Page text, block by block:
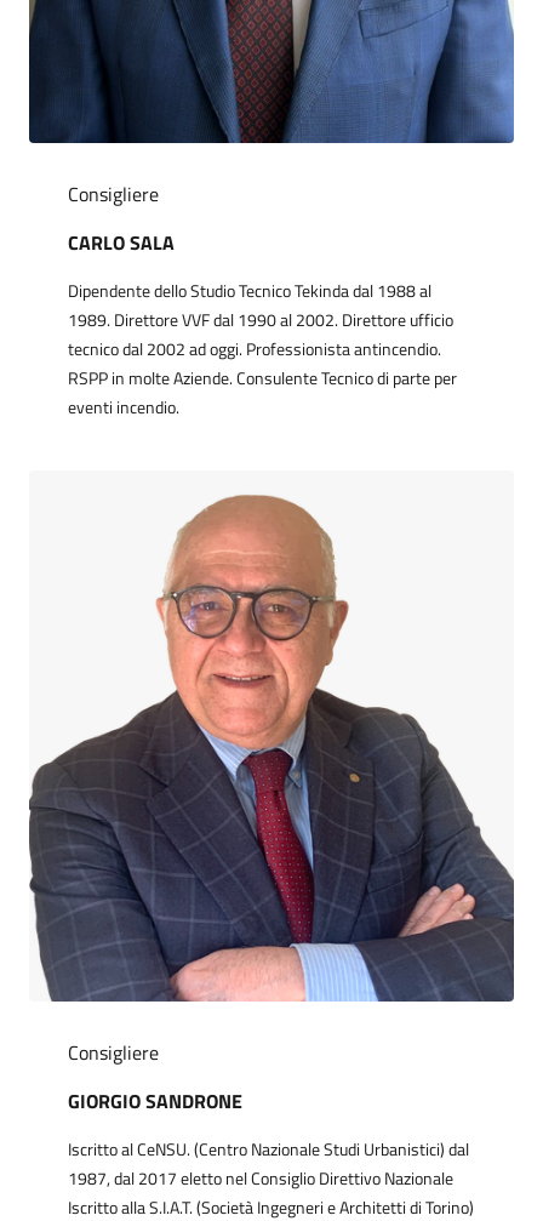
Consigliere
CARLO SALA
Dipendente dello Studio Tecnico Tekinda dal 1988 al
1989. Direttore VVF dal 1990 al 2002. Direttore ufficio
tecnico dal 2002 ad oggi. Professionista antincendio.
RSPP in molte Aziende. Consulente Tecnico di parte per
eventi incendio.
Consigliere
GIORGIO SANDRONE
Iscritto al CeNSU. (Centro Nazionale Studi Urbanistici) dal
1987, dal 2017 eletto nel Consiglio Direttivo Nazionale
Iscritto alla S.I.A.T. (Società Ingegneri e Architetti di Torino)